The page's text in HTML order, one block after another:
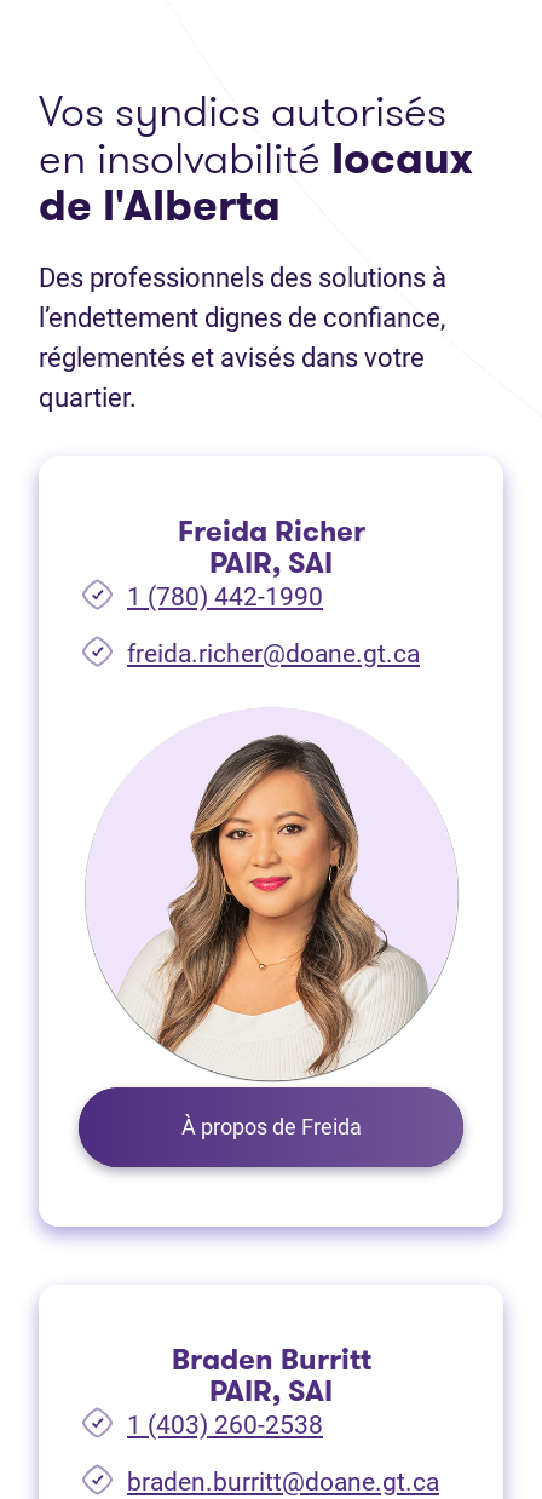
Vos syndics autorisés
en insolvabilité locaux
de l'Alberta
Des professionnels des solutions à
l’endettement dignes de confiance,
réglementés et avisés dans votre
quartier.
Freida Richer
PAIR, SAI
1 (780) 442-1990
freida.richer@doane.gt.ca
À propos de Freida
Braden Burritt
PAIR, SAI
1 (403) 260-2538
braden.burritt@doane.gt.ca